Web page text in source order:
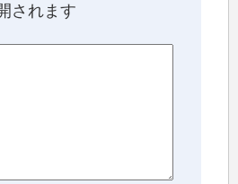
されます